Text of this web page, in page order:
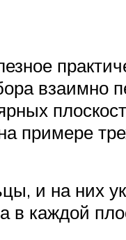
взаимно
и на них
в каждой